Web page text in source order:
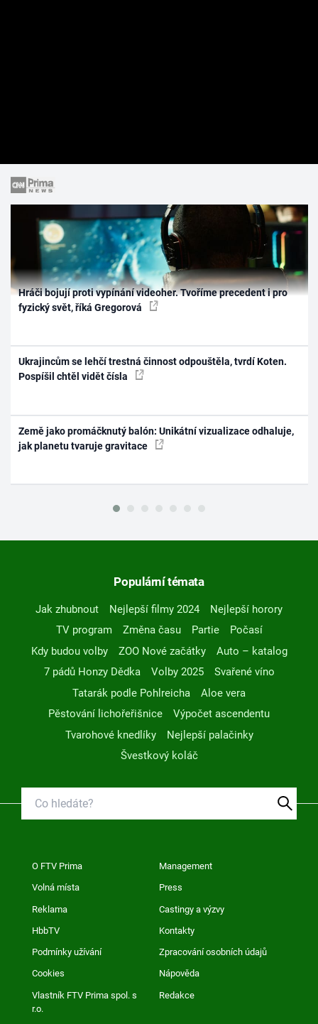
Hráči bojují proti vypínání videoher. Tvoříme precedent i pro
fyzický svět, říká Gregorová
Ukrajincům se lehčí trestná činnost odpouštěla, tvrdí Koten.
Pospíšil chtěl vidět čísla
Země jako promáčknutý balón: Unikátní vizualizace odhaluje,
jak planetu tvaruje gravitace
Populární témata
Jak zhubnout Nejlepší filmy 2024
Nejlepší horory
TV program
Změna času Partie
Počasí
Kdy budou volby
ZOO Nové začátky
Auto – katalog
7 pádů Honzy Dědka
Volby 2025
Svařené víno
Tatarák podle Pohlreicha
Aloe vera
Pěstování lichořeřišnice
Výpočet ascendentu
Tvarohové knedlíky
Nejlepší palačinky
Švestkový koláč
O FTV Prima Management
Volná místa Press
Reklama Castingy a výzvy
HbbTV Kontakty
Podmínky užívání Zpracování osobních údajů
Cookies Nápověda
Vlastník FTV Prima spol. s
r.o.
Redakce